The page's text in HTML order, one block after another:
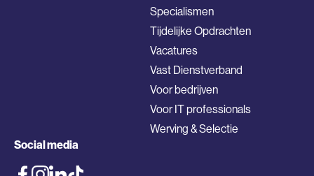
Specialismen
Tijdelijke Opdrachten
Vacatures
Vast Dienstverband
Voor bedrijven
Voor IT professionals
Werving & Selectie
Social media